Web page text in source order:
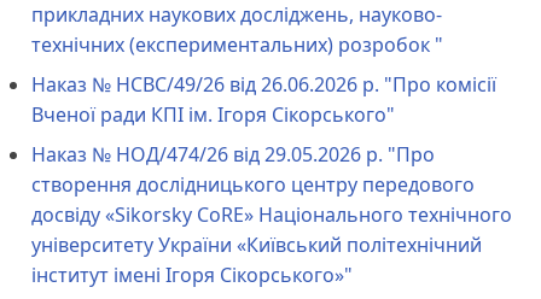
прикладних наукових досліджень, науково-
технічних (експериментальних) розробок "
Наказ № НCBC/49/26 від 26.06.2026 р. "Про комісії
Вченої ради КПІ ім. Ігоря Сікорського"
Наказ № НОД/474/26 від 29.05.2026 р. "Про
створення дослідницького центру передового
досвіду «Sikorsky CoRE» Національного технічного
університету України «Київський політехнічний
інститут імені Ігоря Сікорського»"